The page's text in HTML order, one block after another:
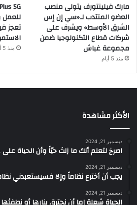
مارك فيلينتورف يتولى منصب
العضو المنتدب لـ«سي إن إس
الشرق الأوسط» ويشرف على
شركات قطاع التكنولوجيا ضمن
مجموعة غباش
منذ 5 أيام
للعمل
تعجز
منذ 5 أيام
الأكثر مشاهدة
ديسمبر 21, 2024
‫اصرخ لتعلم أنك ما زلتَ حيّاً وأن الحياة
ديسمبر 21, 2024
يجب أن أخترع نظاماً وإلا فسيستعبدني
ديسمبر 21, 2024